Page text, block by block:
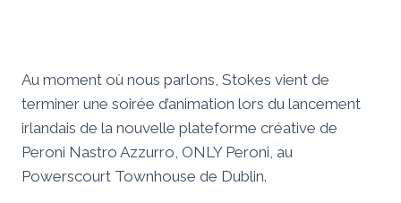
Au moment où nous parlons, Stokes vient de
terminer une soirée d’animation lors du lancement
irlandais de la nouvelle plateforme créative de
Peroni Nastro Azzurro, ONLY Peroni, au
Powerscourt Townhouse de Dublin.